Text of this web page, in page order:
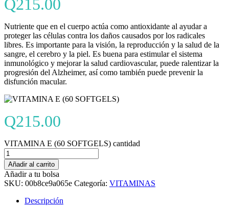
Q215.00
Nutriente que en el cuerpo actúa como antioxidante al ayudar a
proteger las células contra los daños causados por los radicales
libres. Es importante para la visión, la reproducción y la salud de la
sangre, el cerebro y la piel. Es buena para estimular el sistema
inmunológico y mejorar la salud cardiovascular, puede ralentizar la
progresión del Alzheimer, así como también puede prevenir la
disfunción macular.
Q215.00
VITAMINA E (60 SOFTGELS) cantidad
Añadir al carrito
Añadir a tu bolsa
SKU: 00b8ce9a065e Categoría: VITAMINAS
Descripción